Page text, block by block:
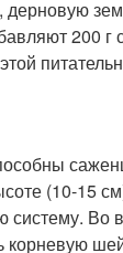
дерновую
200 г
(10-15
систему. Во
корневую